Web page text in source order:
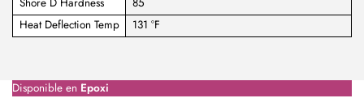
Heat Deflection Temp
131 °F
Disponible en Epoxi